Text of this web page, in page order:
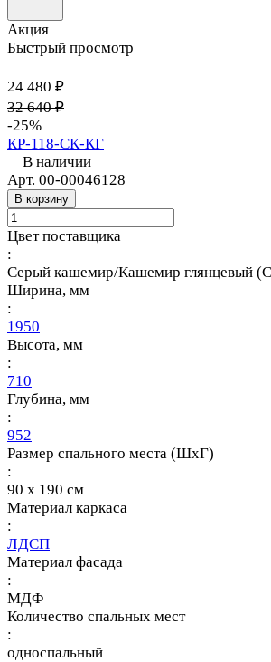
Акция
Быстрый просмотр
24 480 ₽
32 640 ₽
-25%
КР-118-СК-КГ
В наличии
Арт. 00-00046128
В корзину
Цвет поставщика
:
Серый кашемир/Кашемир глянцевый
Ширина, мм
:
1950
Высота, мм
:
710
Глубина, мм
:
952
Размер спального места (ШхГ)
:
90 х 190 см
Материал каркаса
:
ЛДСП
Материал фасада
:
МДФ
Количество спальных мест
:
односпальный